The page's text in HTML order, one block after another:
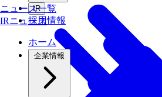
ニュース一覧
IR
採用情報
ホーム
企業情報
IRニュース